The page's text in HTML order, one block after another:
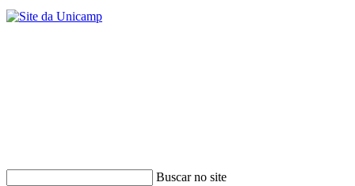
Buscar no site